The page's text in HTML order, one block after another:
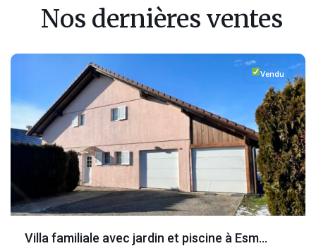
Nos dernières ventes
Fribourg,
Vendu
Villa familiale avec jardin et piscine à Esm...